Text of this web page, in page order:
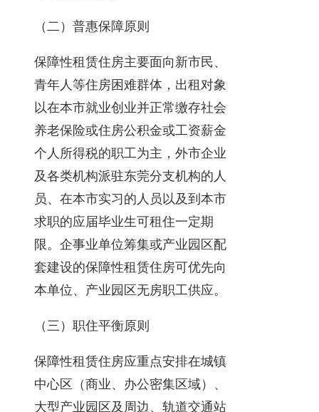
（二）普惠保障原则
保障性租赁住房主要面向新市民、
青年人等住房困难群体，出租对象
以在本市就业创业并正常缴存社会
养老保险或住房公积金或工资薪金
个人所得税的职工为主，外市企业
及各类机构派驻东莞分支机构的人
员、在本市实习的人员以及到本市
求职的应届毕业生可租住一定期
限。企事业单位筹集或产业园区配
套建设的保障性租赁住房可优先向
本单位、产业园区无房职工供应。
（三）职住平衡原则
保障性租赁住房应重点安排在城镇
中心区（商业、办公密集区域）、
大型产业园区及周边、轨道交通站